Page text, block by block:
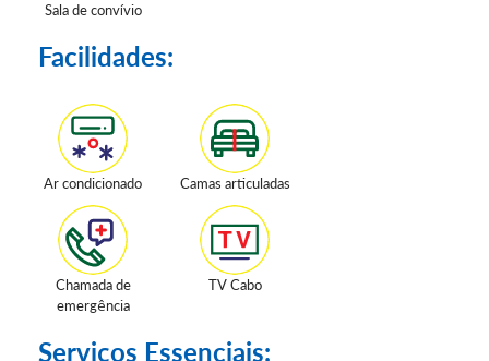
Sala de convívio
Facilidades:
Ar condicionado Camas articuladas
Chamada de
emergência
TV Cabo
Serviços Essenciais: